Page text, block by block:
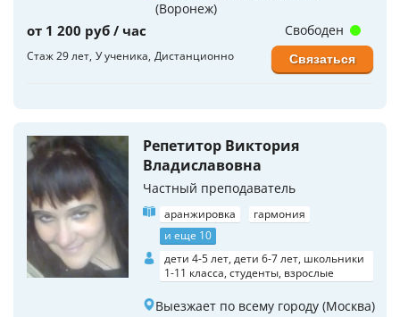
(Воронеж)
от 1 200 руб / час
Стаж 29 лет У ученика Дистанционно
Свободен
Связаться
Репетитор Виктория
Владиславовна
Частный преподаватель
аранжировка
гармония
и еще 10
дети 4-5 лет, дети 6-7 лет, школьники
1-11 класса, студенты, взрослые
Выезжает по всему городу (Москва)